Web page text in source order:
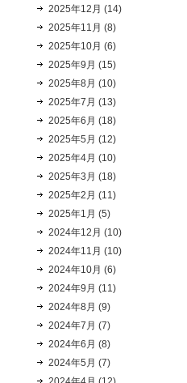
2025年12月 (14)
2025年11月 (8)
2025年10月 (6)
2025年9月 (15)
2025年8月 (10)
2025年7月 (13)
2025年6月 (18)
2025年5月 (12)
2025年4月 (10)
2025年3月 (18)
2025年2月 (11)
2025年1月 (5)
2024年12月 (10)
2024年11月 (10)
2024年10月 (6)
2024年9月 (11)
2024年8月 (9)
2024年7月 (7)
2024年6月 (8)
2024年5月 (7)